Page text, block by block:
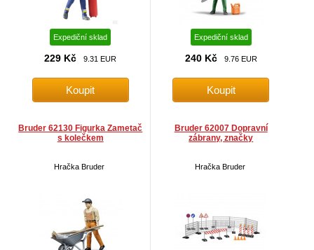
Expediční sklad
229 Kč 9.31 EUR
Expediční sklad
240 Kč 9.76 EUR
Bruder 62130 Figurka Zametač
s kolečkem
Hračka Bruder
Bruder 62007 Dopravní
zábrany, značky
Hračka Bruder